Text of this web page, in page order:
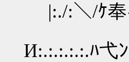
|:./:＼/ｹ奉
И:.:.:.:.:.ﾊ